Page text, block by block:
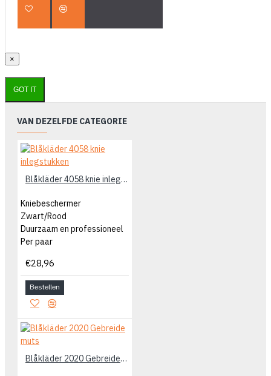
×
GOT IT
VAN DEZELFDE CATEGORIE
Blåkläder 4058 knie inlegstukken
Kniebeschermer
Zwart/Rood
Duurzaam en professioneel
Per paar
€28,96
Bestellen
Blåkläder 2020 Gebreide muts